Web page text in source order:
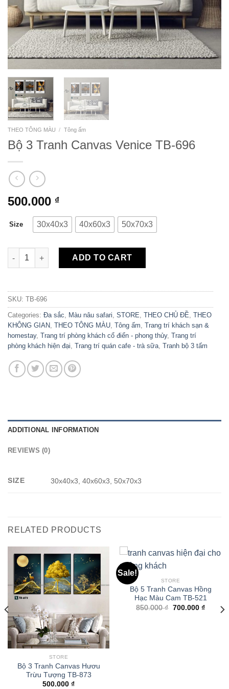
THEO TÔNG MÀU / Tông ấm
Bộ 3 Tranh Canvas Venice TB-696
500.000 ₫
Size 30x40x3 40x60x3 50x70x3
Bộ 3 Tranh Canvas Venice TB-696 quantity
ADD TO CART
SKU: TB-696
Categories: Đa sắc, Màu nâu safari, STORE, THEO CHỦ ĐỀ, THEO
KHÔNG GIAN, THEO TÔNG MÀU, Tông ấm, Trang trí khách sạn &
homestay, Trang trí phòng khách cổ điển - phong thủy, Trang trí
phòng khách hiện đại, Trang trí quán cafe - trà sữa, Tranh bộ 3 tấm
ADDITIONAL INFORMATION
REVIEWS (0)
SIZE 30x40x3, 40x60x3, 50x70x3
RELATED PRODUCTS
STORE
Bộ 3 Tranh Canvas Hươu
Trừu Tượng TB-873
500.000 ₫
Sale!
STORE
Bộ 5 Tranh Canvas Hồng
Hạc Màu Cam TB-521
850.000₫ 700.000 ₫